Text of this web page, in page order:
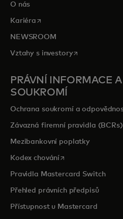
O nás
Kariéra opens in a new tab
NEWSROOM
Vztahy s investoryopens in a new
PRÁVNÍ INFORMACE
SOUKROMÍ
Ochrana soukromí a
Závazná firemní pravidla (BCRs)
Mezibankovní poplatky
Kodex chováníopens in a new tab
Pravidla Mastercard Switch
Přehled právních předpisů
Přístupnost u Mastercard